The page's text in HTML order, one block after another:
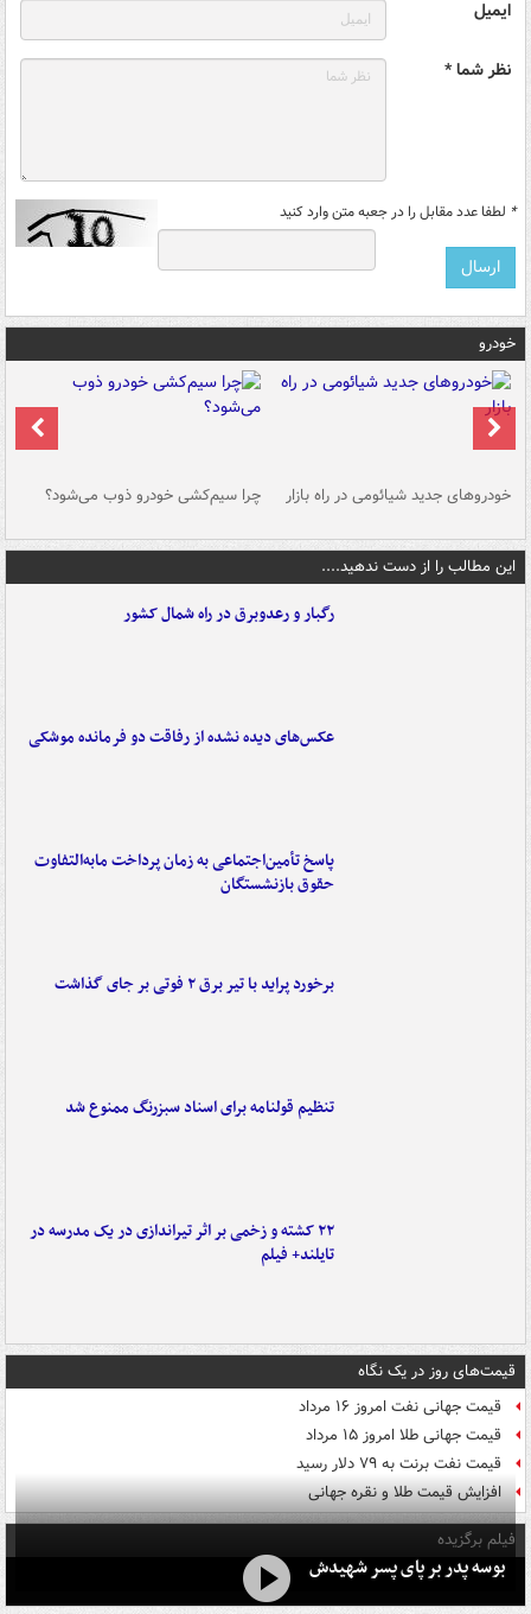
ایمیل
نظر شما *
* لطفا عدد مقابل را در جعبه متن وارد کنید
خودرو
خودروهای جدید شیائومی در راه بازار چرا سیم‌کشی خودرو ذوب می‌شود؟
این مطالب را از دست ندهید....
رگبار و رعدوبرق در راه شمال کشور
عکس‌های دیده نشده از رفاقت دو فرمانده‌ موشکی
پاسخ تأمین‌اجتماعی به زمان پرداخت مابه‌التفاوت
حقوق بازنشستگان
برخورد پراید با تیر برق ۲ فوتی بر جای گذاشت
تنظیم قولنامه برای اسناد سبزرنگ ممنوع شد
۲۲ کشته و زخمی بر اثر تیراندازی در یک مدرسه در
تایلند+ فیلم
قیمت‌های روز در یک نگاه
قیمت جهانی نفت امروز ۱۶ مرداد
قیمت جهانی طلا امروز ۱۵ مرداد
قیمت نفت برنت به ۷۹ دلار رسید
افزایش قیمت طلا و نقره جهانی
فیلم برگزیده
بوسه‌ پدر بر پای پسر شهیدش